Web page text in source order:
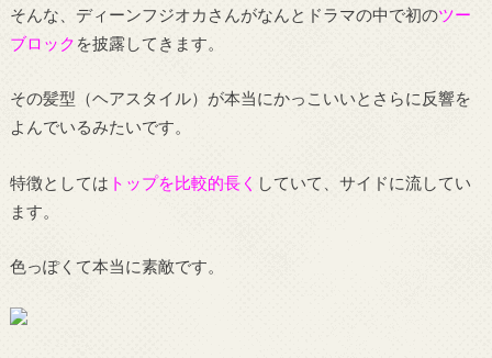
そんな、ディーンフジオカさんがなんとドラマの中で初のツー
ブロック を披露してきます。
その髪型（ヘアスタイル）が本当にかっこいいとさらに反響を
よんでいるみたいです。
特徴としては トップを比較的長く していて、サイドに流してい
ます。
色っぽくて本当に素敵です。